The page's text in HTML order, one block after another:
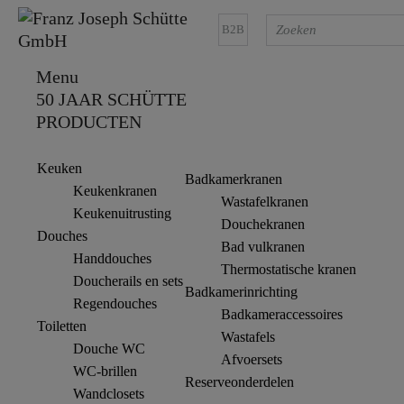
B2B
Menu
50 JAAR SCHÜTTE
PRODUCTEN
Keuken
Keukenkranen
Keukenuitrusting
Douches
Handdouches
Doucherails en sets
Regendouches
Toiletten
Douche WC
WC-brillen
Wandclosets
Badkamerkranen
Wastafelkranen
Douchekranen
Bad vulkranen
Thermostatische kranen
Badkamerinrichting
Badkameraccessoires
Wastafels
Afvoersets
Reserveonderdelen